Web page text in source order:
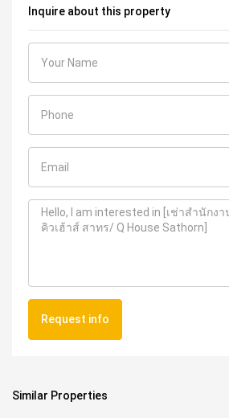
Inquire about this property
Request info
Similar Properties